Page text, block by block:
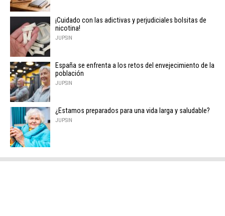
¡Cuidado con las adictivas y perjudiciales bolsitas de
nicotina!
JUPSIN
España se enfrenta a los retos del envejecimiento de la
población
JUPSIN
¿Estamos preparados para una vida larga y saludable?
JUPSIN